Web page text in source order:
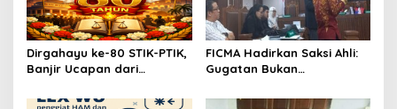
Dirgahayu ke-80 STIK-PTIK,
Banjir Ucapan dari
Kapolda.
FICMA Hadirkan Saksi Ahli:
Gugatan Bukan
Pelurusan Informasi Asbes